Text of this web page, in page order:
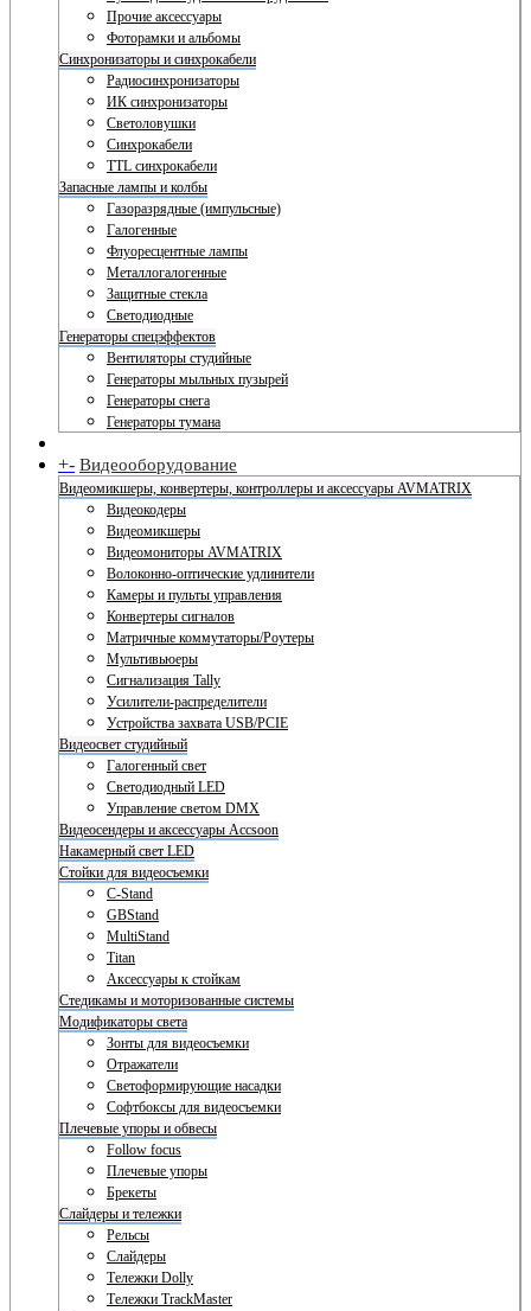
Прочие аксессуары
Фоторамки и альбомы
Синхронизаторы и синхрокабели
Радиосинхронизаторы
ИК синхронизаторы
Светоловушки
Синхрокабели
TTL синхрокабели
Запасные лампы и колбы
Газоразрядные (импульсные)
Галогенные
Флуоресцентные лампы
Металлогалогенные
Защитные стекла
Светодиодные
Генераторы спецэффектов
Вентиляторы студийные
Генераторы мыльных пузырей
Генераторы снега
Генераторы тумана
+- Видеооборудование
Видеомикшеры, конвертеры, контроллеры и аксессуары AVMATRIX
Видеокодеры
Видеомикшеры
Видеомониторы AVMATRIX
Волоконно-оптические удлинители
Камеры и пульты управления
Конвертеры сигналов
Матричные коммутаторы/Роутеры
Мультивьюеры
Сигнализация Tally
Усилители-распределители
Устройства захвата USB/PCIE
Видеосвет студийный
Галогенный свет
Светодиодный LED
Управление светом DMX
Видеосендеры и аксессуары Accsoon
Накамерный свет LED
Стойки для видеосъемки
C-Stand
GBStand
MultiStand
Titan
Аксессуары к стойкам
Стедикамы и моторизованные системы
Модификаторы света
Зонты для видеосъемки
Отражатели
Светоформирующие насадки
Софтбоксы для видеосъемки
Плечевые упоры и обвесы
Follow focus
Плечевые упоры
Брекеты
Слайдеры и тележки
Рельсы
Слайдеры
Тележки Dolly
Тележки TrackMaster